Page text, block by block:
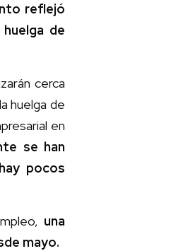
reflejó
de
cerca
huelga de
en
se han
pocos
una
mayo.